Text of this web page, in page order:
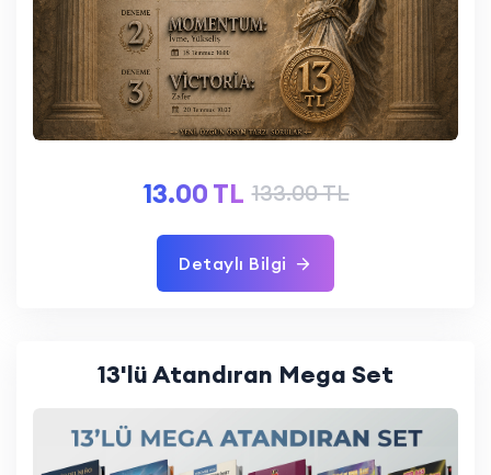
13.00 TL 133.00 TL
Detaylı Bilgi
13'lü Atandıran Mega Set